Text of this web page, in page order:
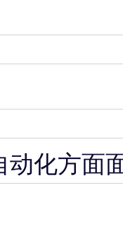
化方面